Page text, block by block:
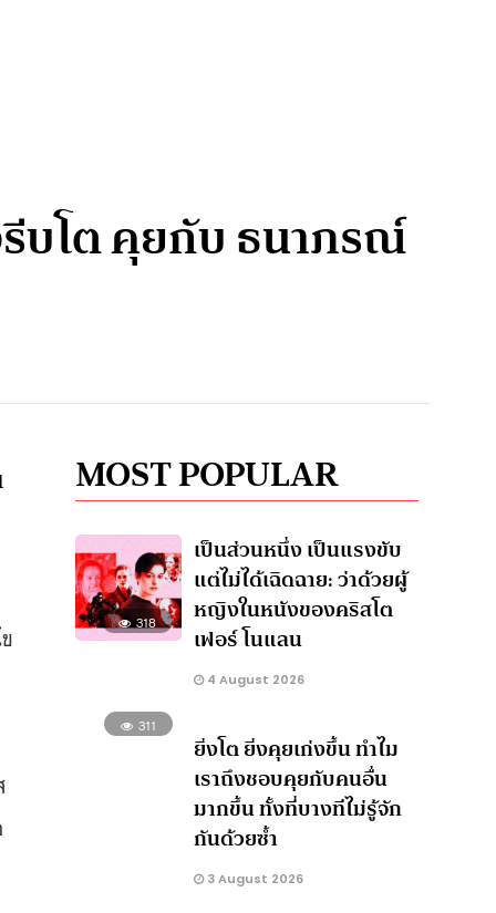
บโต คุยกับ ธนาภรณ์
MOST POPULAR
318
เป็นส่วนหนึ่ง เป็นแรงขับ
แต่ไม่ได้เฉิดฉาย: ว่าด้วยผู้
หญิงในหนังของคริสโต
เฟอร์ โนแลน
4 August 2026
311
ยิ่งโต ยิ่งคุยเก่งขึ้น ทำไม
เราถึงชอบคุยกับคนอื่น
มากขึ้น ทั้งที่บางทีไม่รู้จัก
กันด้วยซ้ำ
3 August 2026